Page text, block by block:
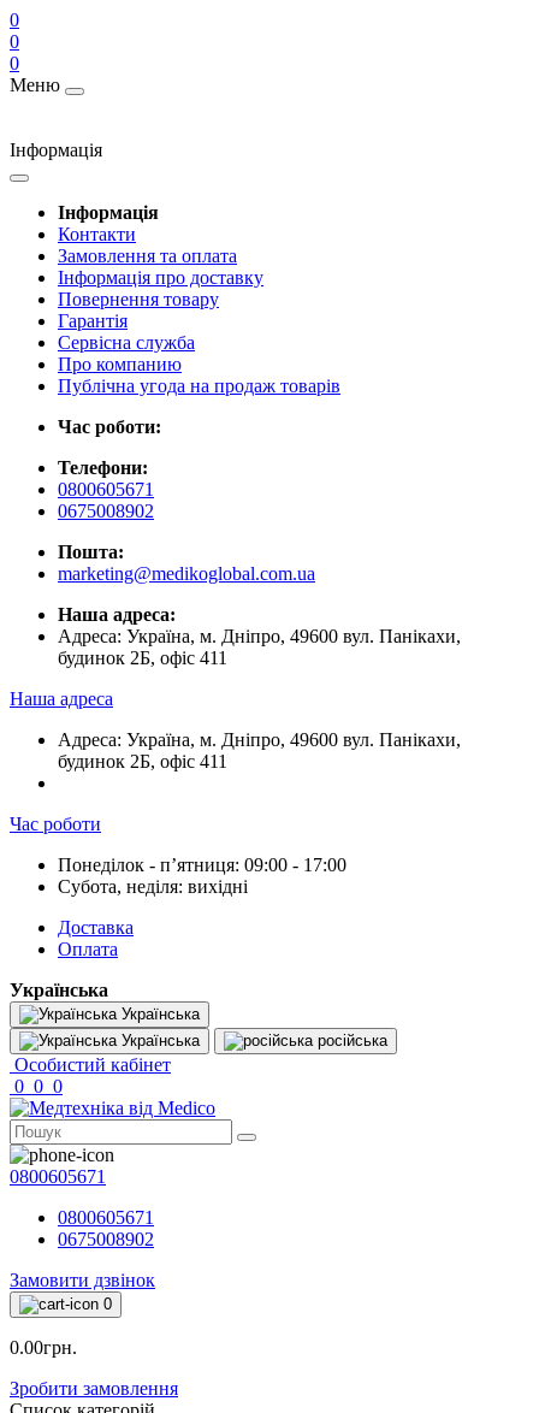
0
0
0
Меню
Інформація
Інформація
Контакти
Замовлення та оплата
Інформація про доставку
Повернення товару
Гарантія
Сервісна служба
Про компанию
Публічна угода на продаж товарів
Час роботи:
Телефони:
0800605671
0675008902
Пошта:
marketing@medikoglobal.com.ua
Наша адреса:
Адреса: Україна, м. Дніпро, 49600 вул. Панікахи,
будинок 2Б, офіс 411
Наша адреса
Адреса: Україна, м. Дніпро, 49600 вул. Панікахи,
будинок 2Б, офіс 411
Час роботи
Понеділок - пʼятниця: 09:00 - 17:00
Субота, неділя: вихідні
Доставка
Оплата
Українська
Українська
Українська
російська
Особистий кабінет
0 0 0
0800605671
0800605671
0675008902
Замовити дзвінок
0
0.00грн.
Зробити замовлення